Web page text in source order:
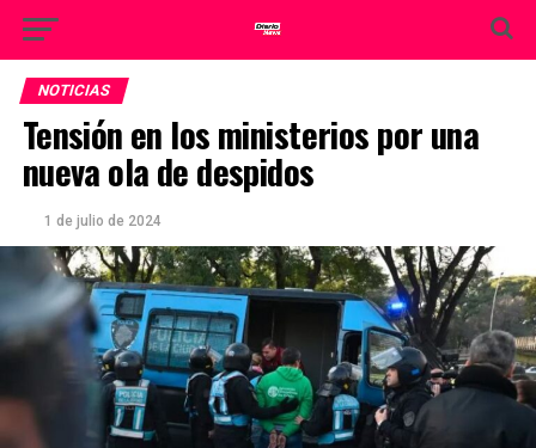
NOTICIAS
Tensión en los ministerios por una
nueva ola de despidos
1 de julio de 2024